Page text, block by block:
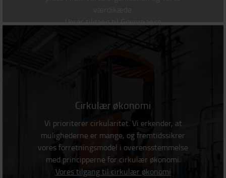
Cirkulær økonomi
Vi prioriterer cirkularitet. Vi erkender, at
mulighederne er mange, og fremtidssikrer
vores forretningsmodel i overensstemmelse
med principperne for cirkulær økonomi.
Vores tilgang til cirkulær økonomi